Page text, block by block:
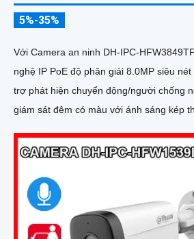
5%-35%
Với Camera an ninh DH-IPC-
nghệ IP PoE độ phân giải 8.0MP siêu
trợ phát hiện chuyển động/người chống
giám sát đêm có màu với ánh sáng kép